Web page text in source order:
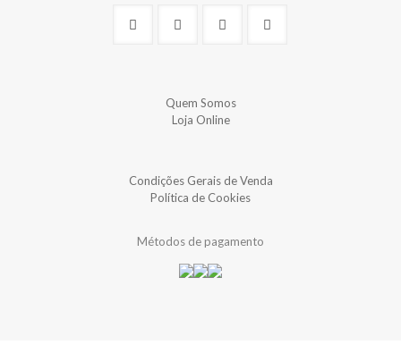
Quem Somos
Loja Online
Condições Gerais de Venda
Política de Cookies
Métodos de pagamento